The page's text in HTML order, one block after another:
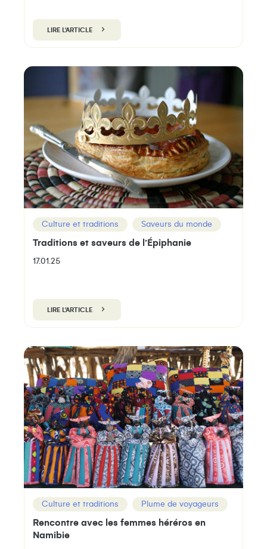
LIRE L'ARTICLE
Culture et traditions Saveurs du monde
Traditions et saveurs de l’Épiphanie
17.01.25
LIRE L'ARTICLE
Culture et traditions Plume de voyageurs
Rencontre avec les femmes héréros en
Namibie